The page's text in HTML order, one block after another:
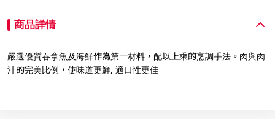
商品詳情
嚴選優質吞拿魚及海鮮作為第一材料，配以上乘的烹調手法。肉與肉
汁的完美比例，使味道更鮮, 適口性更佳